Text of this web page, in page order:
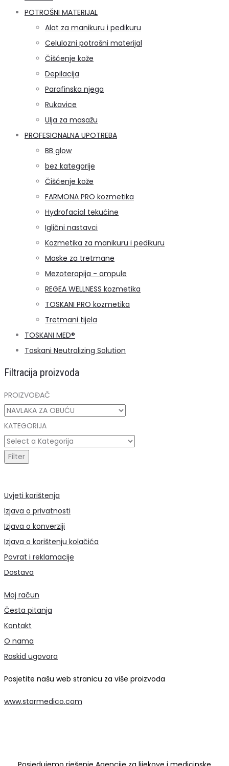
POTROŠNI MATERIJAL
Alat za manikuru i pedikuru
Celulozni potrošni materijal
Čišćenje kože
Depilacija
Parafinska njega
Rukavice
Ulja za masažu
PROFESIONALNA UPOTREBA
BB glow
bez kategorije
Čišćenje kože
FARMONA PRO kozmetika
Hydrofacial tekućine
Iglični nastavci
Kozmetika za manikuru i pedikuru
Maske za tretmane
Mezoterapija - ampule
REGEA WELLNESS kozmetika
TOSKANI PRO kozmetika
Tretmani tijela
TOSKANI MED®️
Toskani Neutralizing Solution
Filtracija proizvoda
PROIZVOĐAČ
KATEGORIJA
Uvjeti korištenja
Izjava o privatnosti
Izjava o konverziji
Izjava o korištenju kolačića
Povrat i reklamacije
Dostava
Moj račun
Česta pitanja
Kontakt
O nama
Raskid ugovora
Posjetite našu web stranicu za više proizvoda
www.starmedico.com